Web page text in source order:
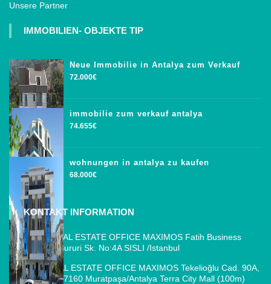
Unsere Partner
IMMOBILIEN- OBJEKTE TIP
Neue Immobilie in Antalya zum Verkauf
72.000€
immobilie zum verkauf antalya
74.655€
wohnungen in antalya zu kaufen
68.000€
KONTAKT INFORMATION
ISTANBUL REAL ESTATE OFFICE MAXIMOS Fatih Business
Park, Cemal Sururi Sk. No:4A SISLI /Istanbul
ANTALYA REAL ESTATE OFFICE MAXIMOS Tekelioğlu Cad. 90A,
Fener Mah., 07160 Muratpaşa/Antalya Terra City Mall (100m)